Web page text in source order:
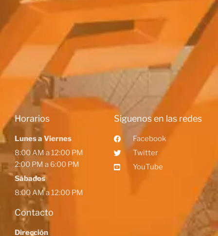
Horarios
Lunes a Viernes
8:00 AM a 12:00 PM
2:00 PM a 6:00 PM
Sábados
8:00 AM a 12:00 PM
Contacto
Dirección
Siguenos en las redes
Facebook
Twitter
YouTube